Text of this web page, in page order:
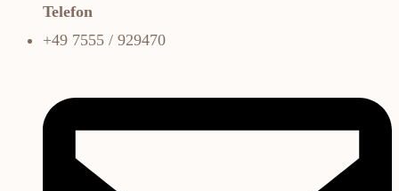
Telefon
+49 7555 / 929470